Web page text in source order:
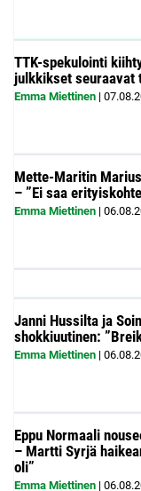
TTK-spekulointi
julkkikset seuraavat
Emma Miettinen |
Mette-Maritin
– ”Ei saa
Emma Miettinen |
Janni Hussilta ja
shokkiuutinen:
Emma Miettinen |
Eppu Normaali
– Martti Syrjä
oli”
Emma Miettinen |